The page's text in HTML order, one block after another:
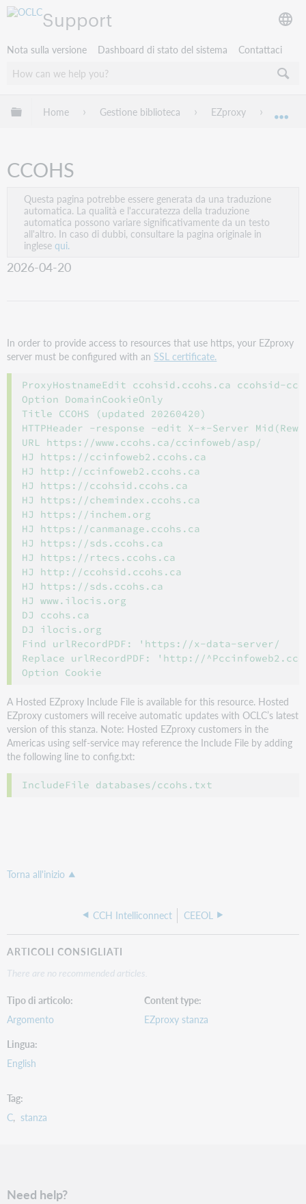
Support
Nota sulla versione Dashboard di stato del sistema Contattaci
Espandi/comprimi la gerarchia globale
Home Gestione biblioteca EZproxy
CCOHS
Questa pagina potrebbe essere generata da una traduzione
automatica. La qualità e l'accuratezza della traduzione
automatica possono variare significativamente da un testo
all'altro. In caso di dubbi, consultare la pagina originale in
inglesequi.
2026-04-20
In order to provide access to resources that use https, your EZproxy
server must be configured with an SSL certificate.
ProxyHostnameEdit ccohsid.ccohs.ca ccohsid-
Option DomainCookieOnly
Title CCOHS (updated 20260420)
HTTPHeader -response -edit X-*-Server
URL https://www.ccohs.ca/ccinfoweb/asp/
HJ https://ccinfoweb2.ccohs.ca
HJ http://ccinfoweb2.ccohs.ca
HJ https://ccohsid.ccohs.ca
HJ https://chemindex.ccohs.ca
HJ https://inchem.org
HJ https://canmanage.ccohs.ca
HJ https://sds.ccohs.ca
HJ https://rtecs.ccohs.ca
HJ http://ccohsid.ccohs.ca
HJ https://sds.ccohs.ca
HJ www.ilocis.org
DJ ccohs.ca
DJ ilocis.org
Find urlRecordPDF: 'https://x-data-server/
Replace urlRecordPDF: 'http://
A Hosted EZproxy Include File is available for this resource. Hosted
EZproxy customers will receive automatic updates with OCLC’s latest
version of this stanza. Note: Hosted EZproxy customers in the
Americas using self-service may reference the Include File by adding
the following line to config.txt:
Torna all'inizio
CCH Intelliconnect CEEOL
ARTICOLI CONSIGLIATI
There are no recommended articles.
Tipo di articolo
Argomento
Content type
EZproxy stanza
Lingua
English
Tag
C stanza
Need help?